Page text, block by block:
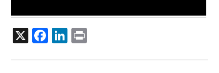
X Facebook
LinkedIn